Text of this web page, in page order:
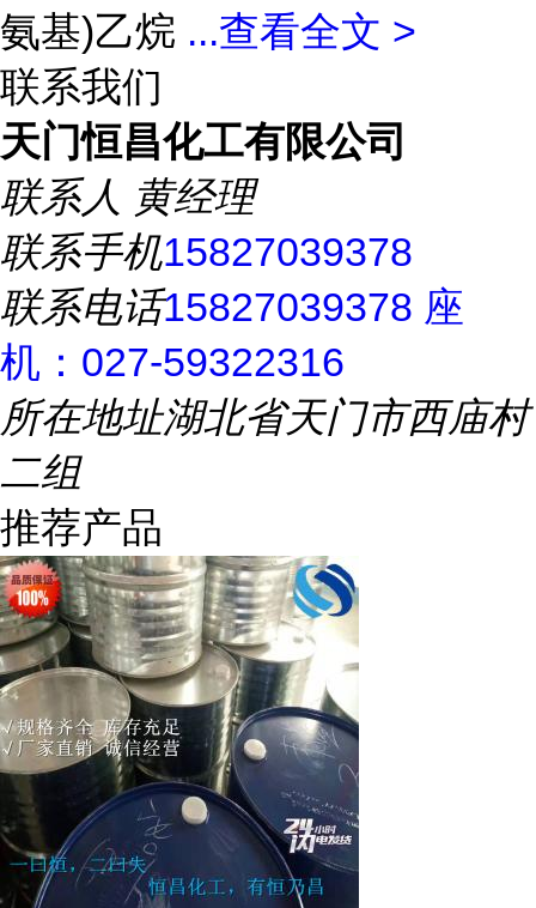
氨基)乙烷 ...查看全文 >
联系我们
天门恒昌化工有限公司
联系人 黄经理
联系手机15827039378
联系电话15827039378 座
机：027-59322316
所在地址湖北省天门市西庙村
二组
推荐产品